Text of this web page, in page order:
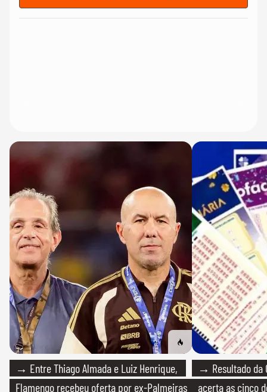
→ Entre Thiago Almada e Luiz Henrique,
Flamengo recebeu oferta por ex-Palmeiras
→ Resultado da
acerta as cinco